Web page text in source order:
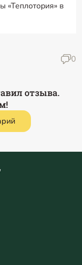
«Теплотория» в
0
отзыва.